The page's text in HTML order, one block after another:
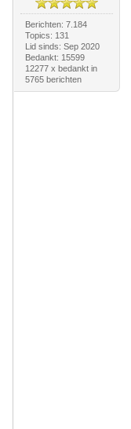
Berichten: 7.184
Topics: 131
Lid sinds: Sep 2020
Bedankt: 15599
12277 x bedankt in
5765 berichten